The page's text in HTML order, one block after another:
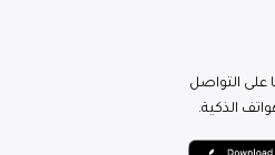
على التواصل
الذكية.